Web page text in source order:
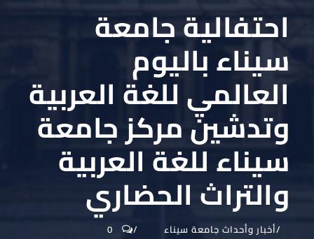
احتفالية جامعة
سيناء باليوم
العالمي للغة العربية
وتدشين مركز جامعة
سيناء للغة العربية
والتراث الحضاري
أخبار وأحداث جامعة سيناء 0